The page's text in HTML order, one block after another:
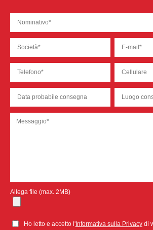
Allega file (max. 2MB)
Ho letto e accetto l'Informativa sulla Privacydi